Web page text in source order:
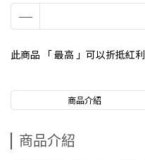
此商品 「 最高 」可以折抵紅利
商品介紹
商品介紹